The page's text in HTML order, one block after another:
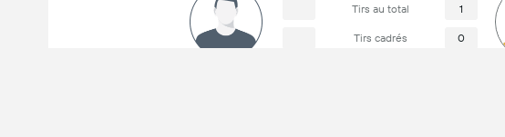
Tirs au total 1
Tirs cadrés 0